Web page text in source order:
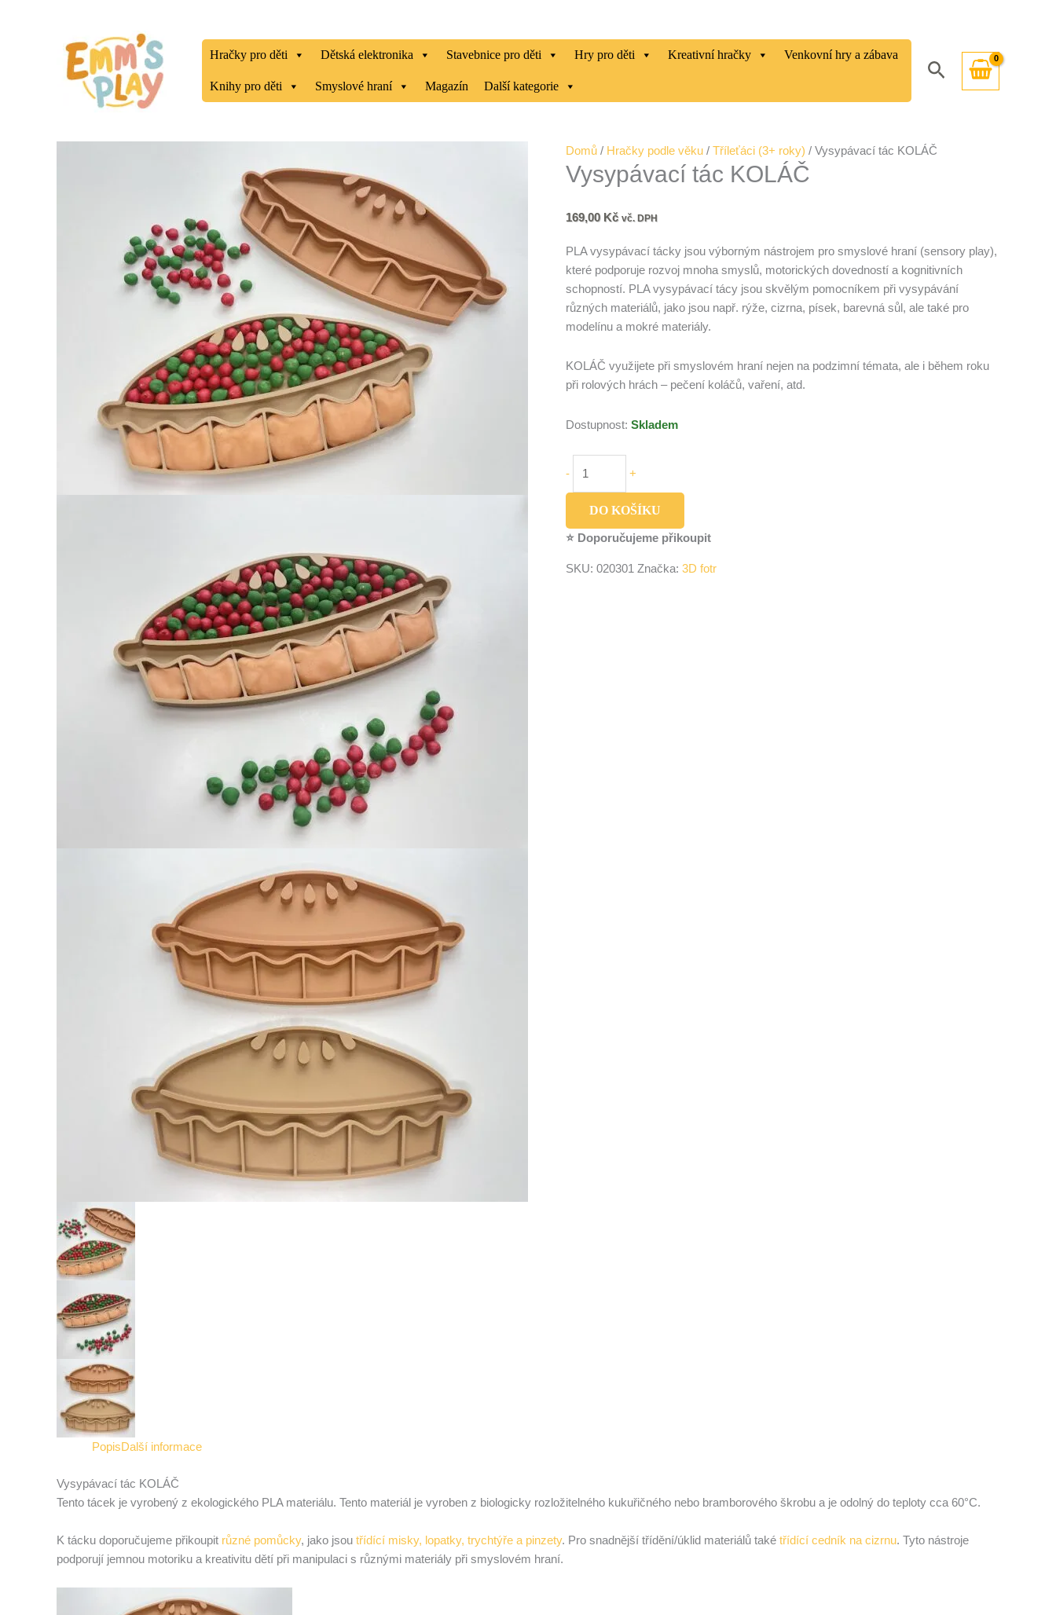
Hračky pro děti Dětská elektronika Stavebnice pro děti Hry pro děti Kreativní hračky Venkovní hry a zábava
Knihy pro děti Smyslové hraní Magazín Další kategorie
Hledat
Domů / Hračky podle věku / Tříleťáci (3+ roky) / Vysypávací tác KOLÁČ
Vysypávací tác KOLÁČ
169,00 Kč vč. DPH
PLA vysypávací tácky jsou výborným nástrojem pro smyslové hraní (sensory play),
které podporuje rozvoj mnoha smyslů, motorických dovedností a kognitivních
schopností. PLA vysypávací tácy jsou skvělým pomocníkem při vysypávání
různých materiálů, jako jsou např. rýže, cizrna, písek, barevná sůl, ale také pro
modelínu a mokré materiály.
KOLÁČ využijete při smyslovém hraní nejen na podzimní témata, ale i během roku
při rolových hrách – pečení koláčů, vaření, atd.
Dostupnost: Skladem
-
Vysypávací
tác
KOLÁČ
+
DO KOŠÍKU
⭐ Doporučujeme přikoupit
SKU: 020301 Značka: 3D fotr
PopisDalší informace
Vysypávací tác KOLÁČ
Tento tácek je vyrobený z ekologického PLA materiálu. Tento materiál je vyroben z biologicky rozložitelného kukuřičného nebo bramborového škrobu a je odolný do teploty cca 60°C.
K tácku doporučujeme přikoupit různé pomůcky, jako jsou třídící misky, lopatky, trychtýře a pinzety. Pro snadnější třídění/úklid materiálů také třídící cedník na cizrnu. Tyto nástroje
podporují jemnou motoriku a kreativitu dětí při manipulaci s různými materiály při smyslovém hraní.